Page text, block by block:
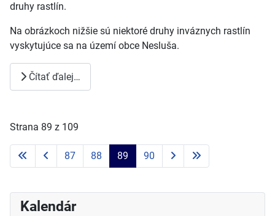
druhy rastlín.
Na obrázkoch nižšie sú niektoré druhy inváznych rastlín
vyskytujúce sa na území obce Nesluša.
Čítať ďalej…
Strana 89 z 109
87 88 89 90
Kalendár